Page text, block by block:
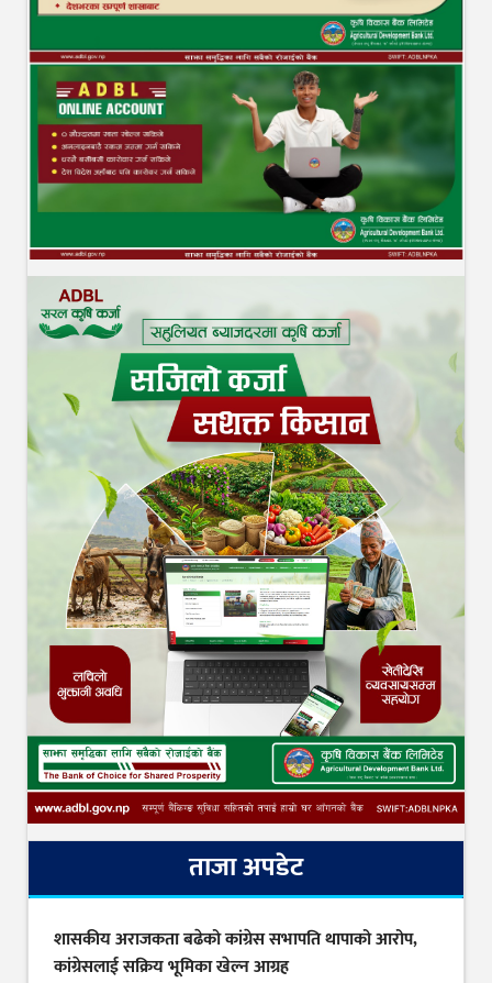
ताजा अपडेट
शासकीय अराजकता बढेको कांग्रेस सभापति थापाको आरोप,
कांग्रेसलाई सक्रिय भूमिका खेल्न आग्रह